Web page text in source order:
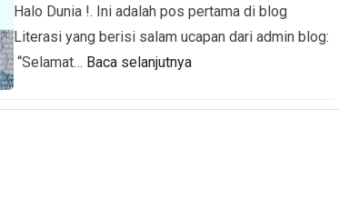
Halo Dunia !. Ini adalah pos pertama di blog
Literasi yang berisi salam ucapan dari admin blog:
“Selamat… Baca selanjutnya